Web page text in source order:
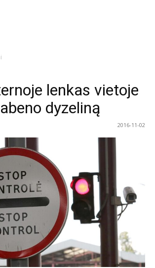
lenkas vietoje
dyzeliną
2016-11-02